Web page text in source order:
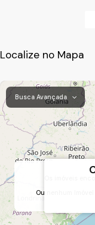
Jardim Pacaembu,
Localize no Mapa
Os imóveis
Ou nenhum
Busca Avançada